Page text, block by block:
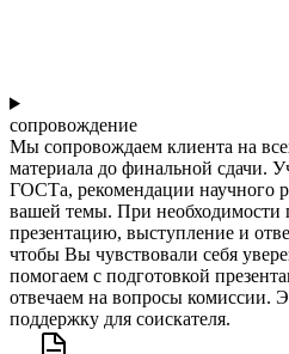
сопровождение
Мы сопровождаем клиента на
материала до финальной сдачи.
ГОСТа, рекомендации научного
вашей темы. При необходимости
презентацию, выступление и
чтобы Вы чувствовали себя
помогаем с подготовкой
отвечаем на вопросы комиссии.
поддержку для соискателя.